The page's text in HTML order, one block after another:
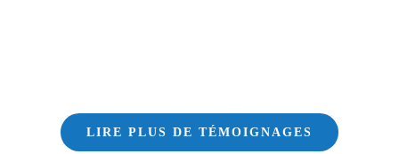
LIRE PLUS DE TÉMOIGNAGES